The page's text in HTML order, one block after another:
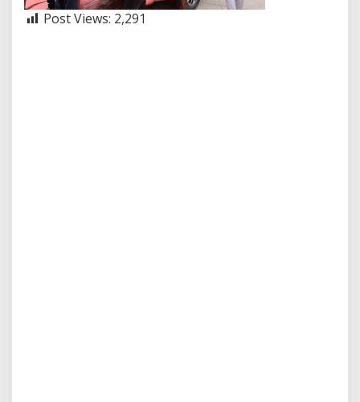
Post Views: 2,291